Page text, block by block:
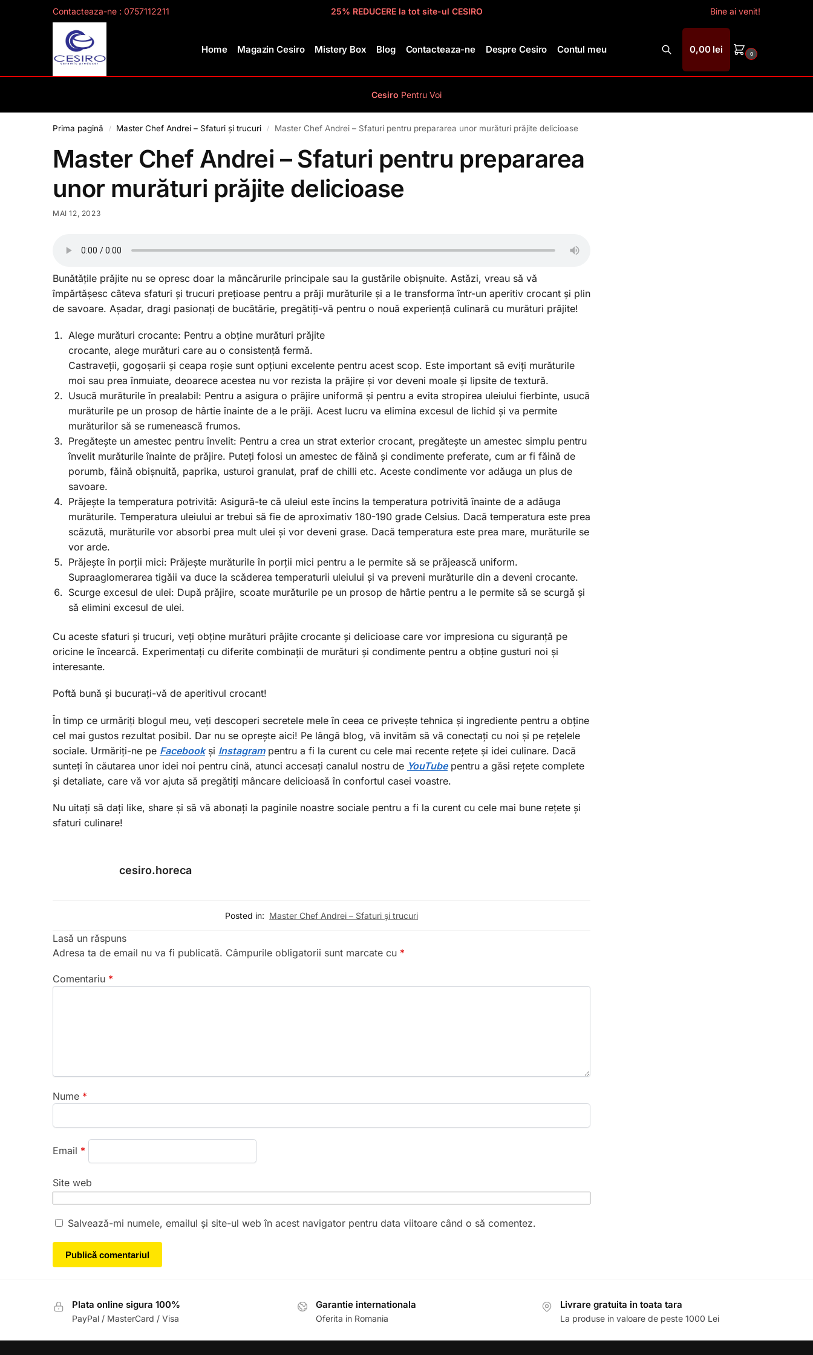
Contacteaza-ne : 0757112211 25% REDUCERE la tot site-ul CESIRO Bine ai venit!
Home Magazin Cesiro Mistery Box Blog Contacteaza-ne Despre Cesiro Contul meu
Search
0,00 lei 0
Cesiro Pentru Voi
Prima pagină / Master Chef Andrei – Sfaturi și trucuri / Master Chef Andrei – Sfaturi pentru prepararea unor murături prăjite delicioase
Master Chef Andrei – Sfaturi pentru prepararea
unor murături prăjite delicioase
MAI 12, 2023
Bunătățile prăjite nu se opresc doar la mâncărurile principale sau la gustările obișnuite. Astăzi, vreau să vă
împărtășesc câteva sfaturi și trucuri prețioase pentru a prăji murăturile și a le transforma într-un aperitiv crocant și plin
de savoare. Așadar, dragi pasionați de bucătărie, pregătiți-vă pentru o nouă experiență culinară cu murături prăjite!
Alege murături crocante: Pentru a obține murături prăjite
crocante, alege murături care au o consistență fermă.
Castraveții, gogoșarii și ceapa roșie sunt opțiuni excelente pentru acest scop. Este important să eviți murăturile
moi sau prea înmuiate, deoarece acestea nu vor rezista la prăjire și vor deveni moale și lipsite de textură.
Usucă murăturile în prealabil: Pentru a asigura o prăjire uniformă și pentru a evita stropirea uleiului fierbinte, usucă
murăturile pe un prosop de hârtie înainte de a le prăji. Acest lucru va elimina excesul de lichid și va permite
murăturilor să se rumenească frumos.
Pregătește un amestec pentru învelit: Pentru a crea un strat exterior crocant, pregătește un amestec simplu pentru
învelit murăturile înainte de prăjire. Puteți folosi un amestec de făină și condimente preferate, cum ar fi făină de
porumb, făină obișnuită, paprika, usturoi granulat, praf de chilli etc. Aceste condimente vor adăuga un plus de
savoare.
Prăjește la temperatura potrivită: Asigură-te că uleiul este încins la temperatura potrivită înainte de a adăuga
murăturile. Temperatura uleiului ar trebui să fie de aproximativ 180-190 grade Celsius. Dacă temperatura este prea
scăzută, murăturile vor absorbi prea mult ulei și vor deveni grase. Dacă temperatura este prea mare, murăturile se
vor arde.
Prăjește în porții mici: Prăjește murăturile în porții mici pentru a le permite să se prăjească uniform.
Supraaglomerarea tigăii va duce la scăderea temperaturii uleiului și va preveni murăturile din a deveni crocante.
Scurge excesul de ulei: După prăjire, scoate murăturile pe un prosop de hârtie pentru a le permite să se scurgă și
să elimini excesul de ulei.
Cu aceste sfaturi și trucuri, veți obține murături prăjite crocante și delicioase care vor impresiona cu siguranță pe
oricine le încearcă. Experimentați cu diferite combinații de murături și condimente pentru a obține gusturi noi și
interesante.
Poftă bună și bucurați-vă de aperitivul crocant!
În timp ce urmăriți blogul meu, veți descoperi secretele mele în ceea ce privește tehnica și ingrediente pentru a obține
cel mai gustos rezultat posibil. Dar nu se oprește aici! Pe lângă blog, vă invităm să vă conectați cu noi și pe rețelele
sociale. Urmăriți-ne pe Facebookși Instagrampentru a fi la curent cu cele mai recente rețete și idei culinare. Dacă
sunteți în căutarea unor idei noi pentru cină, atunci accesați canalul nostru de YouTubepentru a găsi rețete complete
și detaliate, care vă vor ajuta să pregătiți mâncare delicioasă în confortul casei voastre.
Nu uitați să dați like, share și să vă abonați la paginile noastre sociale pentru a fi la curent cu cele mai bune rețete și
sfaturi culinare!
cesiro.horeca
Posted in: Master Chef Andrei – Sfaturi și trucuri
Lasă un răspuns
Adresa ta de email nu va fi publicată. Câmpurile obligatorii sunt marcate cu *
Comentariu *
Nume *
Email *
Site web
Salvează-mi numele, emailul și site-ul web în acest navigator pentru data viitoare când o să comentez.
Plata online sigura 100%
PayPal / MasterCard / Visa
Garantie internationala
Oferita in Romania
Livrare gratuita in toata tara
La produse in valoare de peste 1000 Lei